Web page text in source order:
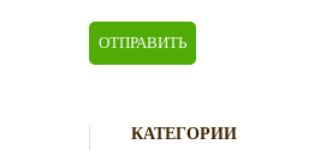
КАТЕГОРИИ